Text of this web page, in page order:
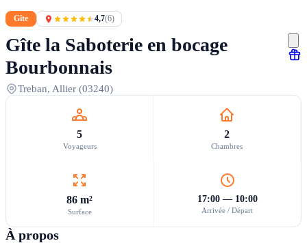
Gîte 4,7(6)
Gîte la Saboterie en bocage
Bourbonnais
Treban, Allier (03240)
5
Voyageurs
2
Chambres
86 m²
Surface
17:00 — 10:00
Arrivée / Départ
À propos